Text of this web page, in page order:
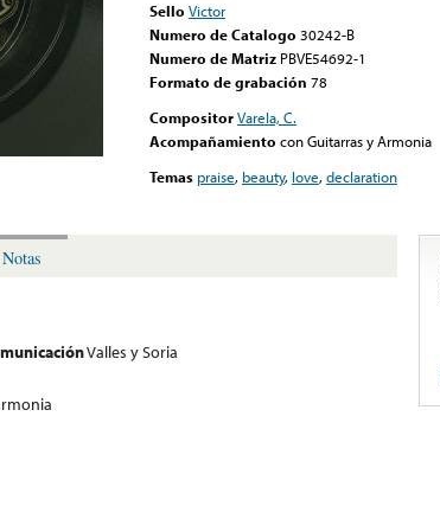
Sello Victor
Numero de Catalogo 30242-B
Numero de Matriz PBVE54692-1
Formato de grabación 78
CompositorVarela, C.
Acompañamiento con Guitarras y Armonia
Temas praise, beauty, love,declaration
Notas
Valles y Soria